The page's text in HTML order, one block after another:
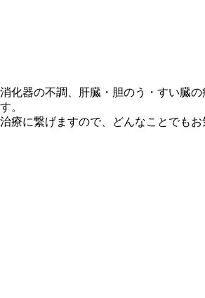
器の不調、肝臓・胆のう・すい臓の
。
に繋げますので、どんなことでもお